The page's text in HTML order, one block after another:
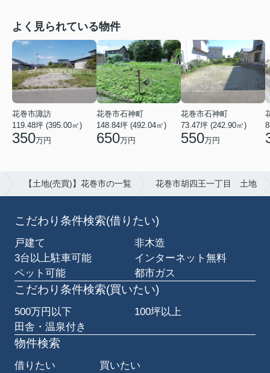
よく見られている物件
花巻市諏訪
119.48坪 (395.00㎡)
350万円
花巻市石神町
148.84坪 (492.04㎡)
650万円
花巻市石神町
73.47坪 (242.90㎡)
550万円
【土地(売買)】花巻市の一覧 花巻市胡四王一丁目 土地
こだわり条件検索(借りたい)
戸建て
非木造
3台以上駐車可能
インターネット無料
ペット可能
都市ガス
こだわり条件検索(買いたい)
500万円以下
100坪以上
田舎・温泉付き
物件検索
借りたい 買いたい